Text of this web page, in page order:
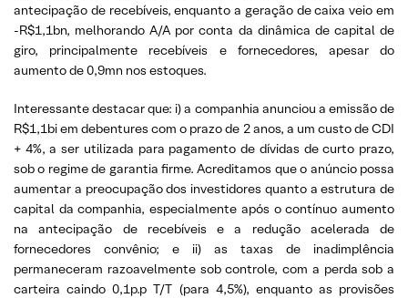
antecipação de recebíveis, enquanto a geração de caixa veio em
-R$1,1bn, melhorando A/A por conta da dinâmica de capital de
giro, principalmente recebíveis e fornecedores, apesar do
aumento de 0,9mn nos estoques.
Interessante destacar que: i) a companhia anunciou a emissão de
R$1,1bi em debentures com o prazo de 2 anos, a um custo de CDI
+ 4%, a ser utilizada para pagamento de dívidas de curto prazo,
sob o regime de garantia firme. Acreditamos que o anúncio possa
aumentar a preocupação dos investidores quanto a estrutura de
capital da companhia, especialmente após o contínuo aumento
na antecipação de recebíveis e a redução acelerada de
fornecedores convênio; e ii) as taxas de inadimplência
permaneceram razoavelmente sob controle, com a perda sob a
carteira caindo 0,1p.p T/T (para 4,5%), enquanto as provisões